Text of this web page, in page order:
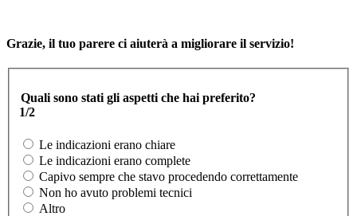
Grazie, il tuo parere ci aiuterà a migliorare il servizio!
Quali sono stati gli aspetti che hai preferito?
1/2
Le indicazioni erano chiare
Le indicazioni erano complete
Capivo sempre che stavo procedendo correttamente
Non ho avuto problemi tecnici
Altro